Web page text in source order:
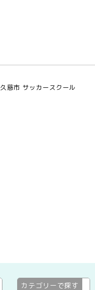
久慈市 サッカースクール
久慈市カテゴリーで探す